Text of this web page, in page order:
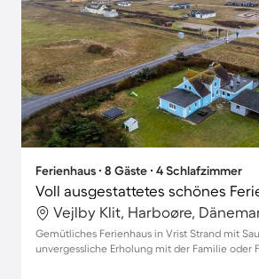
Ferienhaus ∙ 8 Gäste ∙ 4 Schlafzimmer
Vejlby Klit, Harboøre,
Gemütliches Ferienhaus in Vrist Strand mit
unvergessliche Erholung mit der Familie oder